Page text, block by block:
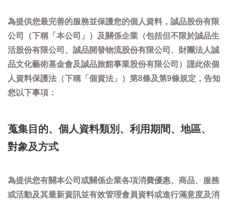
為提供您最完善的服務並保護您的個人資料，誠品股份有限
公司（下稱「本公司」）及關係企業（包括但不限於誠品生
活股份有限公司、誠品開發物流股份有限公司、財團法人誠
品文化藝術基金會及誠品旅館事業股份有限公司）謹此依個
人資料保護法（下稱「個資法」）第8條及第9條規定，告知
您以下事項：
蒐集目的、個人資料類別、利用期間、地區、
對象及方式
為提供您有關本公司或關係企業各項消費優惠、商品、服務
或活動及其最新資訊並有效管理會員資料或進行滿意度及消